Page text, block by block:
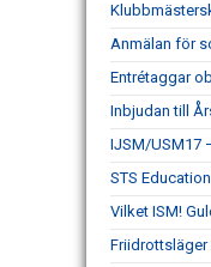
Anmälan för
Entrétaggar
Inbjudan till
IJSM/USM17
STS
Vilket ISM!